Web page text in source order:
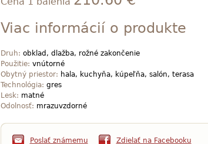
Viac informácií o produkte
Druh: obklad, dlažba, rožné zakončenie
Použitie: vnútorné
Obytný priestor: hala, kuchyňa, kúpeľňa, salón, terasa
Technológia: gres
Lesk: matné
Odolnosť: mrazuvzdorné
Poslať známemu Zdielať na Facebooku